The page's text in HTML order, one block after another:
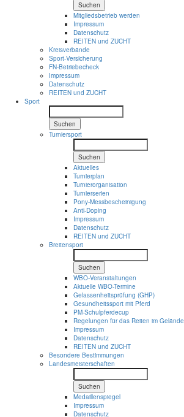
Suchen
Mitgliedsbetrieb werden
Impressum
Datenschutz
REITEN und ZUCHT
Kreisverbände
Sport-Versicherung
FN-Betriebecheck
Impressum
Datenschutz
REITEN und ZUCHT
Sport
Suchen
Turniersport
Suchen
Aktuelles
Turnierplan
Turnierorganisation
Turnierserien
Pony-Messbescheinigung
Anti-Doping
Impressum
Datenschutz
REITEN und ZUCHT
Breitensport
Suchen
WBO-Veranstaltungen
Aktuelle WBO-Termine
Gelassenheitsprüfung (GHP)
Gesundheitssport mit Pferd
PM-Schulpferdecup
Regelungen für das Reiten im Gelände
Impressum
Datenschutz
REITEN und ZUCHT
Besondere Bestimmungen
Landesmeisterschaften
Suchen
Medaillenspiegel
Impressum
Datenschutz